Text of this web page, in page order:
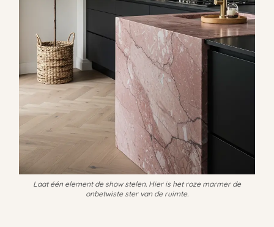
Laat één element de show stelen. Hier is het roze marmer de
onbetwiste ster van de ruimte.